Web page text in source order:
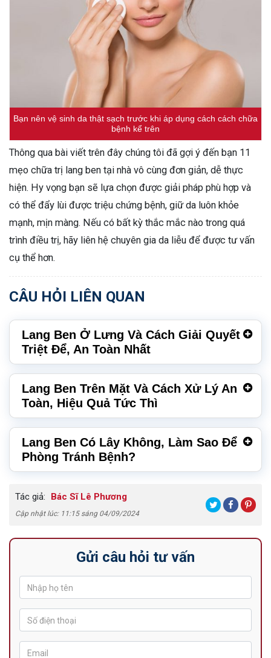
Bạn nên vệ sinh da thật sạch trước khi áp dụng cách cách chữa
bệnh kể trên
Thông qua bài viết trên đây chúng tôi đã gợi ý đến bạn 11
mẹo chữa trị lang ben tại nhà vô cùng đơn giản, dễ thực
hiện. Hy vọng bạn sẽ lựa chọn được giải pháp phù hợp và
có thể đẩy lùi được triệu chứng bệnh, giữ da luôn khỏe
mạnh, mịn màng. Nếu có bất kỳ thắc mắc nào trong quá
trình điều trị, hãy liên hệ chuyên gia da liễu để được tư vấn
cụ thể hơn.
CÂU HỎI LIÊN QUAN
Lang Ben Ở Lưng Và Cách Giải Quyết
Triệt Để, An Toàn Nhất
Lang Ben Trên Mặt Và Cách Xử Lý An
Toàn, Hiệu Quả Tức Thì
Lang Ben Có Lây Không, Làm Sao Để
Phòng Tránh Bệnh?
Tác giả: Bác Sĩ Lê Phương
Cập nhật lúc: 11:15 sáng 04/09/2024
Gửi câu hỏi tư vấn